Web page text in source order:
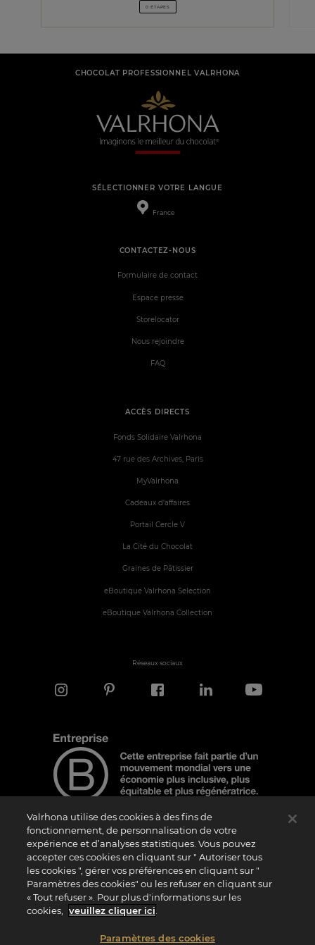
0 ÉTAPES
CHOCOLAT PROFESSIONNEL VALRHONA
SÉLECTIONNER VOTRE LANGUE
France
ACCÈS DIRECTS
Fonds Solidaire Valrhona
47 rue des Archives, Paris
MyValrhona
Cadeaux d'affaires
Portail Cercle V
La Cité du Chocolat
Graines de Pâtissier
eBoutique Valrhona Selection
eBoutique Valrhona Collection
CONTACTEZ-NOUS
Formulaire de contact
Espace presse
Storelocator
Nous rejoindre
FAQ
Réseaux sociaux
Note d'information
Le logo “Certified B Corporation” est attribué par B Lab, une organisation privée à
but non lucratif, aux entreprises qui, comme la nôtre, ont réalisé avec succès le B
Impact Assessment (“BIA”) et répondent aux exigences de B Lab en matière de
performance sociale et environnementale, de responsabilité et de transparence. Il
est précisé que B Lab n’est pas un organisme d’évaluation de la conformité au sens
du règlement (UE) n° 765/2008, ni un organisme de normalisation national,
ou d’autres organismes de normalisation, et ils ne sont pas ratifiés par des
Valrhona utilise des cookies à des fins de
fonctionnement, de personnalisation de votre
expérience et d’analyses statistiques. Vous pouvez
accepter ces cookies en cliquant sur " Autoriser tous
les cookies ", gérer vos préférences en cliquant sur "
Paramètres des cookies" ou les refuser en cliquant sur
« Tout refuser ». Pour plus d'informations sur les
cookies,
veuillez cliquer ici
Paramètres des cookies